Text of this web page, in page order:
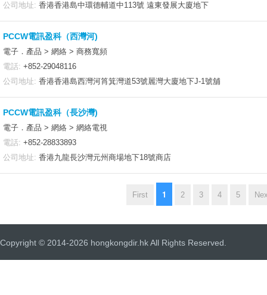
公司地址: 香港香港島中環德輔道中113號 遠東發展大廈地下
PCCW電訊盈科（西灣河)
電子．產品 > 網絡 > 商務寬頻
電話: +852-29048116
公司地址: 香港香港島西灣河筲箕灣道53號麗灣大廈地下J-1號舖
PCCW電訊盈科（長沙灣)
電子．產品 > 網絡 > 網絡電視
電話: +852-28833893
公司地址: 香港九龍長沙灣元州商場地下18號商店
First 1 2 3 4 5
Copyright © 2014-2026 hongkongdir.hk All Rights Reserved.